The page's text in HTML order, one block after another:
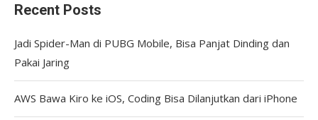
Recent Posts
Jadi Spider-Man di PUBG Mobile, Bisa Panjat Dinding dan
Pakai Jaring
AWS Bawa Kiro ke iOS, Coding Bisa Dilanjutkan dari iPhone